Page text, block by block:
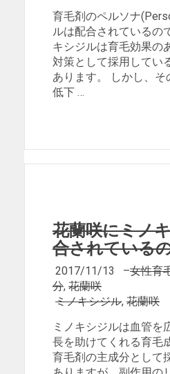
育毛剤のペルソナ
ルは配合されているの
キシジルは育毛効果の
対策として採用してい
あります。 しかし、
低下 …
花蘭咲にミノ
合されている
2017/11/13 –女性育
分, 花蘭咲
ミノキシジル, 花蘭咲
ミノキシジルは血管を
長を助けてくれる育毛
育毛剤の主成分として